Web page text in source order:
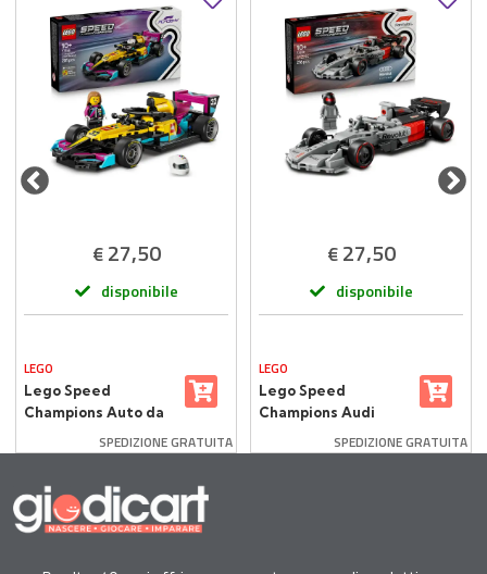
€ 27,50
disponibile
LEGO
Lego Speed
Champions Auto da
77258 201 Pezzi
SPEDIZIONE GRATUITA
€ 27,50
disponibile
LEGO
Lego Speed
Champions Audi
77259
SPEDIZIONE GRATUITA